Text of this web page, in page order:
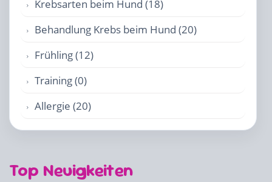
Krebsarten beim Hund (18)
Behandlung Krebs beim Hund (20)
Frühling (12)
Training (0)
Allergie (20)
Top Neuigkeiten